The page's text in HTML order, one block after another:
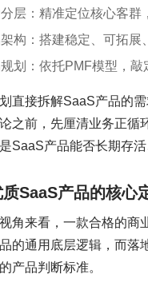
层：精准定位核心客群
构：搭建稳定、可拓展
划：依托PMF模型，敲
直接拆解SaaS产品的
之前，先厘清业务正
SaaS产品能否长期存活
SaaS产品的核心
角来看，一款合格的商
的通用底层逻辑，而落
产品判断标准。